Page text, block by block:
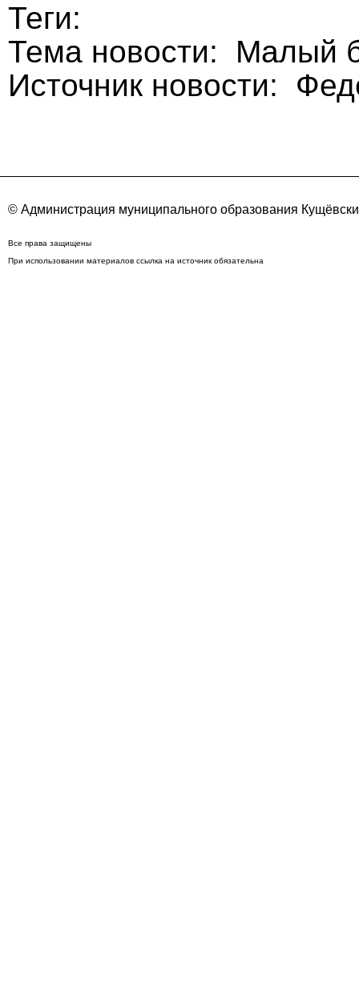
Теги:
Тема новости: Малый
Источник новости:
© Администрация муниципального образования
Все права защищены
При использовании материалов ссылка на источник обязательна